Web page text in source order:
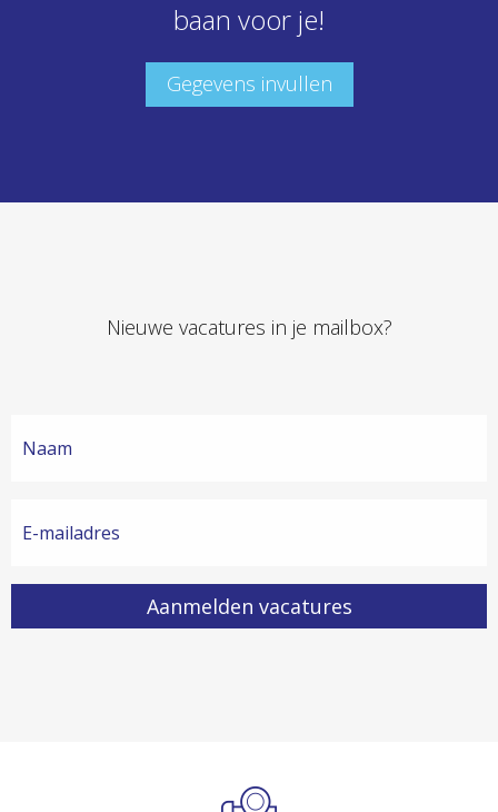
baan voor je!
Gegevens invullen
Nieuwe vacatures in je mailbox?